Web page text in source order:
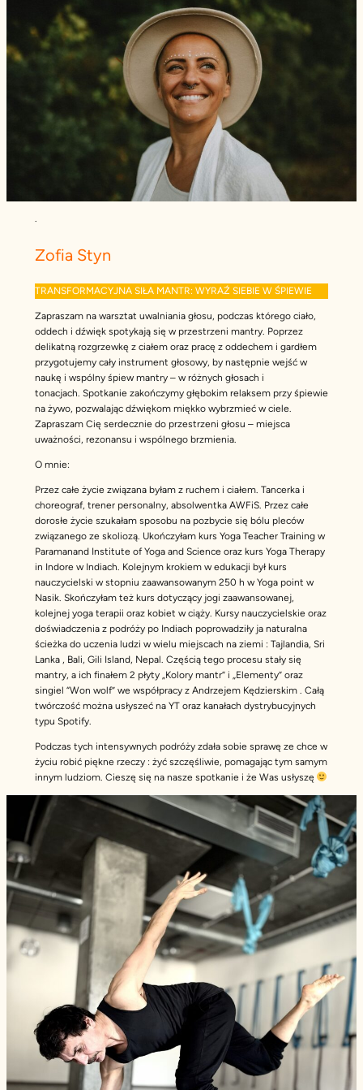
.
Zofia Styn
TRANSFORMACYJNA SIŁA MANTR: WYRAŹ SIEBIE W ŚPIEWIE
Zapraszam na warsztat uwalniania głosu, podczas którego ciało,
oddech i dźwięk spotykają się w przestrzeni mantry. Poprzez
delikatną rozgrzewkę z ciałem oraz pracę z oddechem i gardłem
przygotujemy cały instrument głosowy, by następnie wejść w
naukę i wspólny śpiew mantry – w różnych głosach i
tonacjach. Spotkanie zakończymy głębokim relaksem przy śpiewie
na żywo, pozwalając dźwiękom miękko wybrzmieć w ciele.
Zapraszam Cię serdecznie do przestrzeni głosu – miejsca
uważności, rezonansu i wspólnego brzmienia.
O mnie:
Przez całe życie związana byłam z ruchem i ciałem. Tancerka i
choreograf, trener personalny, absolwentka AWFiS. Przez całe
dorosłe życie szukałam sposobu na pozbycie się bólu pleców
związanego ze skoliozą. Ukończyłam kurs Yoga Teacher Training w
Paramanand Institute of Yoga and Science oraz kurs Yoga Therapy
in Indore w Indiach. Kolejnym krokiem w edukacji był kurs
nauczycielski w stopniu zaawansowanym 250 h w Yoga point w
Nasik. Skończyłam też kurs dotyczący jogi zaawansowanej,
kolejnej yoga terapii oraz kobiet w ciąży. Kursy nauczycielskie oraz
doświadczenia z podróży po Indiach poprowadziły ja naturalna
ścieżka do uczenia ludzi w wielu miejscach na ziemi : Tajlandia, Sri
Lanka , Bali, Gili Island, Nepal. Częścią tego procesu stały się
mantry, a ich finałem 2 płyty „Kolory mantr” i „Elementy” oraz
singiel “Won wolf” we współpracy z Andrzejem Kędzierskim . Całą
twórczość można usłyszeć na YT oraz kanałach dystrybucyjnych
typu Spotify.
Podczas tych intensywnych podróży zdała sobie sprawę ze chce w
życiu robić piękne rzeczy : żyć szczęśliwie, pomagając tym samym
innym ludziom. Cieszę się na nasze spotkanie i że Was usłyszę